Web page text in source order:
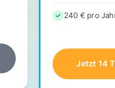
240 € pro
Jetzt 14